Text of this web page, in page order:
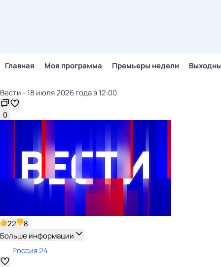
Главная Моя программа Премьеры недели
Вести - 18 июля 2026 года в 12:00
0
22
8
Больше информации
Россия 24